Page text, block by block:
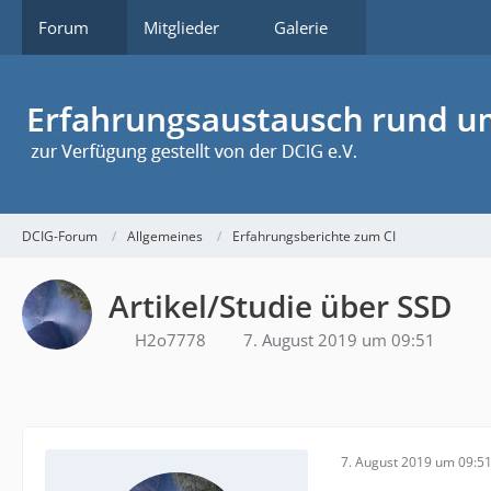
Forum Mitglieder Galerie
DCIG-Forum Allgemeines Erfahrungsberichte zum CI
Artikel/Studie über SSD
H2o7778 7. August 2019 um 09:51
7. August 2019 um 09:51